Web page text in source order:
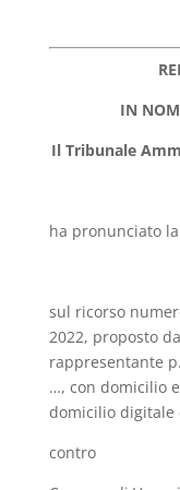
IN
Il Tribunale
ha pronunciato
sul ricorso
2022, proposto
rappresentante
…, con domicilio
domicilio digitale
contro